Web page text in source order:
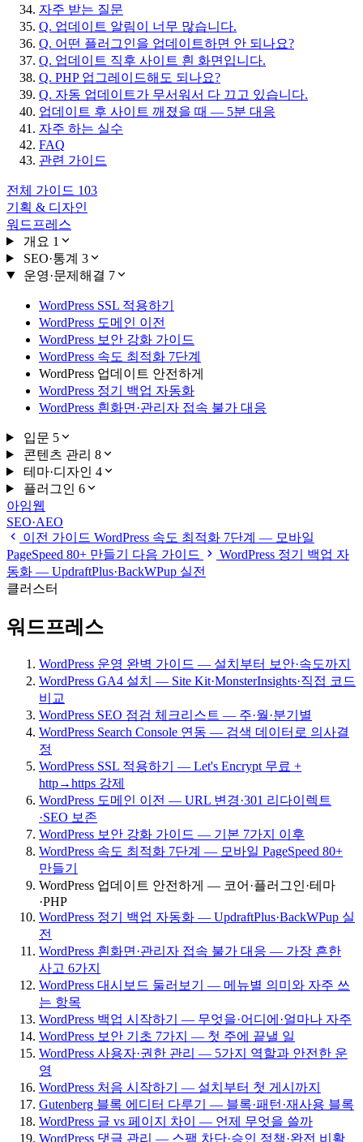
자주 받는 질문
Q. 업데이트 알림이 너무 많습니다.
Q. 어떤 플러그인을 업데이트하면 안 되나요?
Q. 업데이트 직후 사이트 흰 화면입니다.
Q. PHP 업그레이드해도 되나요?
Q. 자동 업데이트가 무서워서 다 끄고 있습니다.
업데이트 후 사이트 깨졌을 때 — 5분 대응
자주 하는 실수
FAQ
관련 가이드
전체 가이드 103
기획 & 디자인
워드프레스
개요 1
SEO·통계 3
운영·문제해결 7
WordPress SSL 적용하기
WordPress 도메인 이전
WordPress 보안 강화 가이드
WordPress 속도 최적화 7단계
WordPress 업데이트 안전하게
WordPress 정기 백업 자동화
WordPress 흰화면·관리자 접속 불가 대응
입문 5
콘텐츠 관리 8
테마·디자인 4
플러그인 6
아임웹
SEO·AEO
이전 가이드 WordPress 속도 최적화 7단계 — 모바일
PageSpeed 80+ 만들기
다음 가이드
WordPress 정기 백업 자
동화 — UpdraftPlus·BackWPup 실전
클러스터
워드프레스
WordPress 운영 완벽 가이드 — 설치부터 보안·속도까지
WordPress GA4 설치 — Site Kit·MonsterInsights·직접 코드
비교
WordPress SEO 점검 체크리스트 — 주·월·분기별
WordPress Search Console 연동 — 검색 데이터로 의사결
정
WordPress SSL 적용하기 — Let's Encrypt 무료 +
http→https 강제
WordPress 도메인 이전 — URL 변경·301 리다이렉트
·SEO 보존
WordPress 보안 강화 가이드 — 기본 7가지 이후
WordPress 속도 최적화 7단계 — 모바일 PageSpeed 80+
만들기
WordPress 업데이트 안전하게 — 코어·플러그인·테마
·PHP
WordPress 정기 백업 자동화 — UpdraftPlus·BackWPup 실
전
WordPress 흰화면·관리자 접속 불가 대응 — 가장 흔한
사고 6가지
WordPress 대시보드 둘러보기 — 메뉴별 의미와 자주 쓰
는 항목
WordPress 백업 시작하기 — 무엇을·어디에·얼마나 자주
WordPress 보안 기초 7가지 — 첫 주에 끝낼 일
WordPress 사용자·권한 관리 — 5가지 역할과 안전한 운
영
WordPress 처음 시작하기 — 설치부터 첫 게시까지
Gutenberg 블록 에디터 다루기 — 블록·패턴·재사용 블록
WordPress 글 vs 페이지 차이 — 언제 무엇을 쓸까
WordPress 댓글 관리 — 스팸 차단·승인 정책·완전 비활